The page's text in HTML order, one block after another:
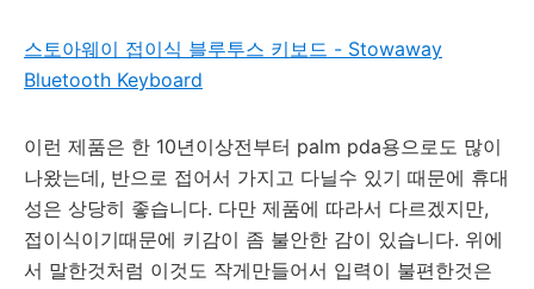
스토아웨이 접이식 블루투스 키보드 - Stowaway
Bluetooth Keyboard
이런 제품은 한 10년이상전부터 palm pda용으로도 많이
나왔는데, 반으로 접어서 가지고 다닐수 있기 때문에 휴대
성은 상당히 좋습니다. 다만 제품에 따라서 다르겠지만,
접이식이기때문에 키감이 좀 불안한 감이 있습니다. 위에
서 말한것처럼 이것도 작게만들어서 입력이 불편한것은